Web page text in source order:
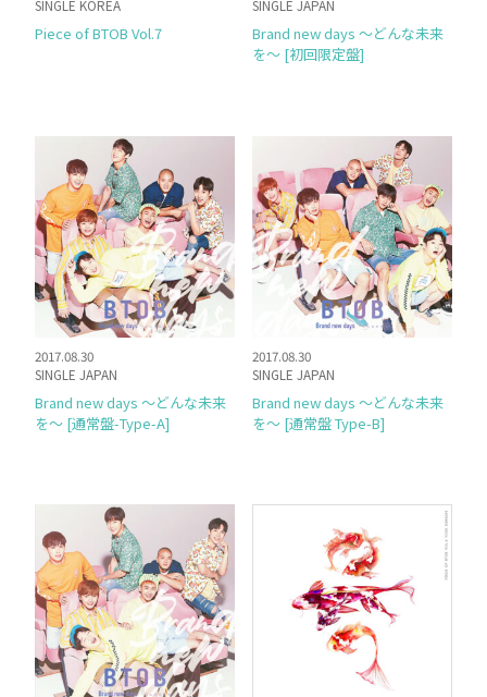
SINGLE KOREA
Piece of BTOB Vol.7
SINGLE JAPAN
Brand new days 〜どんな未来
を〜 [初回限定盤]
2017.08.30
SINGLE JAPAN
Brand new days 〜どんな未来
を〜 [通常盤-Type-A]
2017.08.30
SINGLE JAPAN
Brand new days 〜どんな未来
を〜 [通常盤 Type-B]